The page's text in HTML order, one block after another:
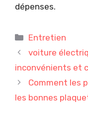
dépenses.
Catégories
Entretien
voiture
inconvénients et
Comment les
les bonnes